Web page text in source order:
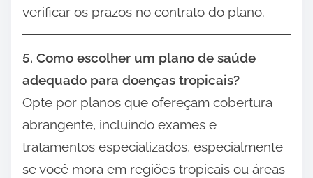
verificar os prazos no contrato do plano.
5. Como escolher um plano de saúde
adequado para doenças tropicais?
Opte por planos que ofereçam cobertura
abrangente, incluindo exames e
tratamentos especializados, especialmente
se você mora em regiões tropicais ou áreas